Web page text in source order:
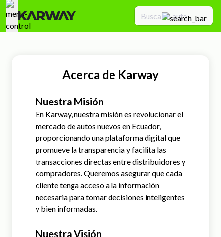
Acerca de Karway
Nuestra Misión
En Karway, nuestra misión es revolucionar el
mercado de autos nuevos en Ecuador,
proporcionando una plataforma digital que
promueve la transparencia y facilita las
transacciones directas entre distribuidores y
compradores. Queremos asegurar que cada
cliente tenga acceso a la información
necesaria para tomar decisiones inteligentes
y bien informadas.
Nuestra Visión